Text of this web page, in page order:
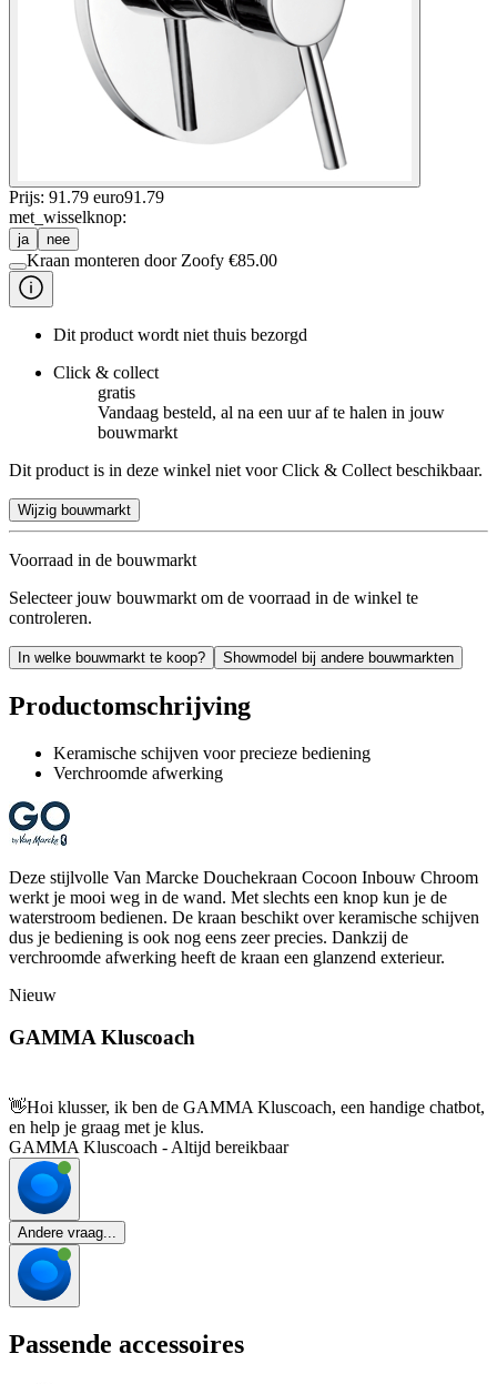
Prijs: 91.79 euro91 .79
met_wisselknop:
ja nee
Kraan monteren door Zoofy €85.00
Dit product wordt niet thuis bezorgd
Click & collect
gratis
Vandaag besteld, al na een uur af te halen in jouw
bouwmarkt
Dit product is in deze winkel niet voor Click & Collect beschikbaar.
Wijzig bouwmarkt
Voorraad in de bouwmarkt
Selecteer jouw bouwmarkt om de voorraad in de winkel te
controleren.
In welke bouwmarkt te koop? Showmodel bij andere bouwmarkten
Productomschrijving
Keramische schijven voor precieze bediening
Verchroomde afwerking
Deze stijlvolle Van Marcke Douchekraan Cocoon Inbouw Chroom
werkt je mooi weg in de wand. Met slechts een knop kun je de
waterstroom bedienen. De kraan beschikt over keramische schijven
dus je bediening is ook nog eens zeer precies. Dankzij de
verchroomde afwerking heeft de kraan een glanzend exterieur.
Nieuw
GAMMA Kluscoach
👋Hoi klusser, ik ben de GAMMA Kluscoach, een handige chatbot,
en help je graag met je klus.
GAMMA Kluscoach - Altijd bereikbaar
Andere vraag...
Passende accessoires